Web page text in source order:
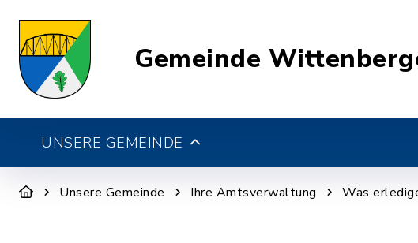
Gemeinde
UNSERE GEMEINDE
Unsere Gemeinde Ihre Amtsverwaltung Was